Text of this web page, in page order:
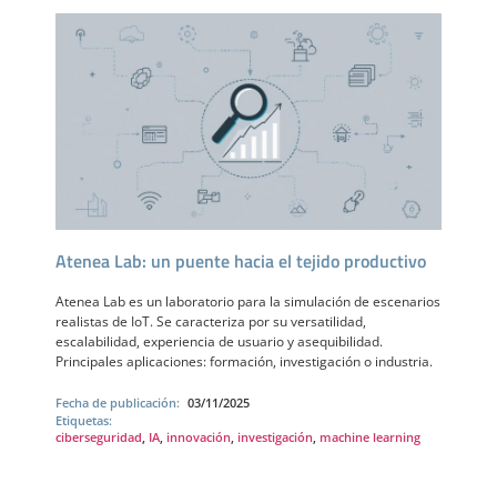
Atenea Lab: un puente hacia el tejido productivo
Atenea Lab es un laboratorio para la simulación de escenarios
realistas de IoT. Se caracteriza por su versatilidad,
escalabilidad, experiencia de usuario y asequibilidad.
Principales aplicaciones: formación, investigación o industria.
Fecha de publicación: 03/11/2025
Etiquetas:
ciberseguridad IA innovación investigación machine learning